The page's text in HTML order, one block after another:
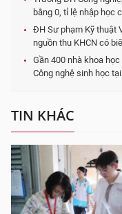
bằng 0, tỉ lệ nhập học
ĐH Sư phạm Kỹ thuật
nguồn thu KHCN có
Gần 400 nhà khoa
Công nghệ sinh học
TIN KHÁC